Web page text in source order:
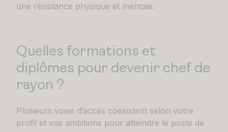
une résistance physique et mentale.
Quelles formations et
diplômes pour devenir chef de
rayon ?
Plusieurs voies d’accès coexistent selon votre
profil et vos ambitions pour atteindre le poste de